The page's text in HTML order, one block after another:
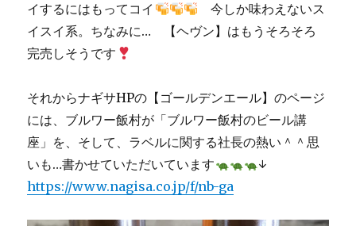
イするにはもってコイ
今しか味わえないス
イスイ系。ちなみに… 【ヘヴン】はもうそろそろ
完売しそうです
それからナギサHPの【ゴールデンエール】のページ
には、ブルワー飯村が「ブルワー飯村のビール講
座」を、そして、ラベルに関する社長の熱い＾＾思
いも…書かせていただいています
↓
https://www.nagisa.co.jp/f/nb-ga